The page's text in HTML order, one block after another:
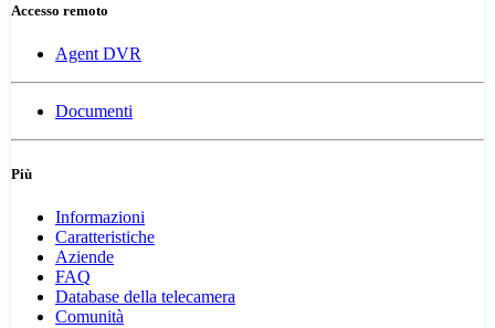
Accesso remoto
Agent DVR
Documenti
Più
Informazioni
Caratteristiche
Aziende
FAQ
Database della telecamera
Comunità